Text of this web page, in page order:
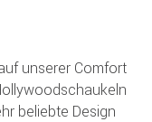
unserer Comfort
beliebte Design